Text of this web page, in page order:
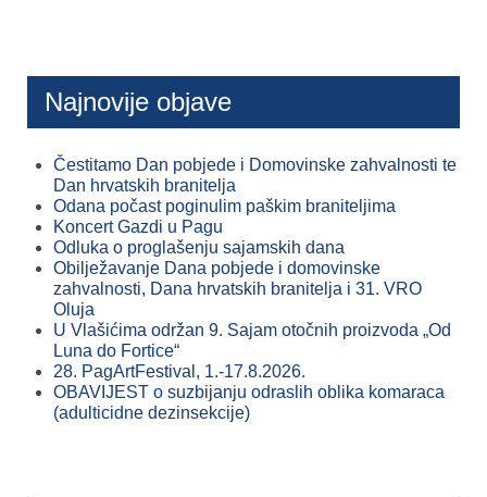
Najnovije objave
Čestitamo Dan pobjede i Domovinske zahvalnosti te
Dan hrvatskih branitelja
Odana počast poginulim paškim braniteljima
Koncert Gazdi u Pagu
Odluka o proglašenju sajamskih dana
Obilježavanje Dana pobjede i domovinske
zahvalnosti, Dana hrvatskih branitelja i 31. VRO
Oluja
U Vlašićima održan 9. Sajam otočnih proizvoda „Od
Luna do Fortice“
28. PagArtFestival, 1.-17.8.2026.
OBAVIJEST o suzbijanju odraslih oblika komaraca
(adulticidne dezinsekcije)